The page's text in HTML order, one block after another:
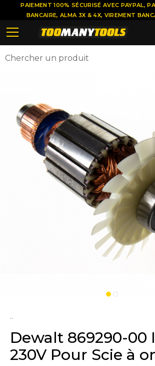
..
Dewalt 869290-00
230V Pour Scie à
PAIEMENT 100% SÉCURISÉ AVEC PAYPAL,
BANCAIRE, ALMA 3X & 4X, VIREMENT